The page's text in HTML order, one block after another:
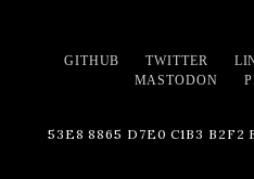
GITHUB TWITTER
MASTODON
53E8 8865 D7E0 C1B3 B2F2